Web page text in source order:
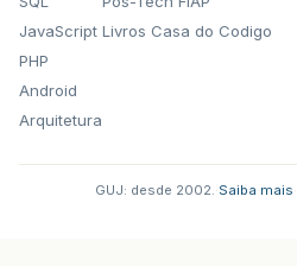
JavaScript
PHP
Android
Arquitetura
Livros Casa do Codigo
GUJ: desde 2002. Saiba mais